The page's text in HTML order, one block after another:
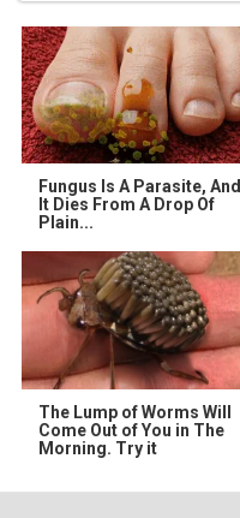
Fungus Is A Parasite, And
It Dies From A Drop Of
Plain...
The Lump of Worms Will
Come Out of You in The
Morning. Try it